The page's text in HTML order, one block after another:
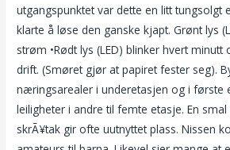
utgangspunktet var dette en litt tungsolgt
klarte å løse den ganske kjapt. Grønt lys
strøm •Rødt lys (LED) blinker hvert
drift. (Smøret gjør at papiret fester seg).
næringsarealer i underetasjen og i første
leiligheter i andre til femte etasje. En
skrÃ¥tak gir ofte uutnyttet plass. Nissen